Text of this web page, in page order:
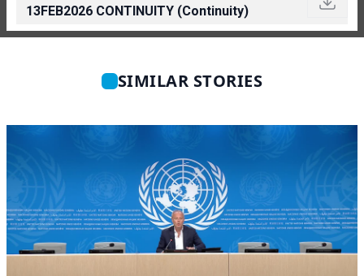
13FEB2026 CONTINUITY (Continuity)
SIMILAR STORIES